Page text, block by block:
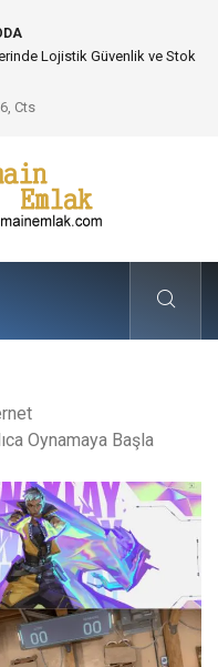
Lojistik Güvenlik ve Stok
Cts
Oynamaya Başla